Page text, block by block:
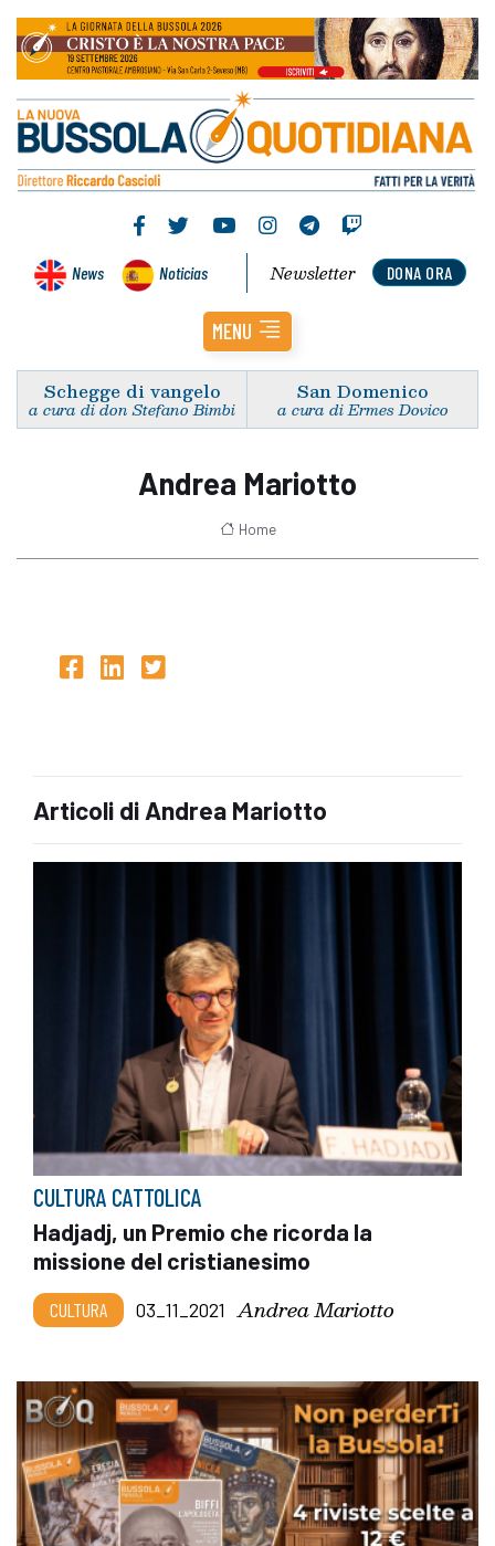
News Noticias DONA ORA
Newsletter
MENU
Schegge di vangelo
a cura di don Stefano Bimbi
San Domenico
a cura di Ermes Dovico
Andrea Mariotto
Home
Articoli di Andrea Mariotto
CULTURA CATTOLICA
Hadjadj, un Premio che ricorda la
missione del cristianesimo
CULTURA 03_11_2021 Andrea Mariotto